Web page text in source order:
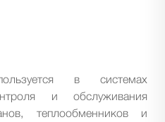
в системах
и обслуживания
теплообменников и